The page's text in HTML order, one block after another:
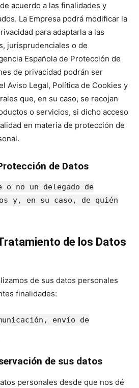
acuerdo a las finalidades y
La Empresa podrá modificar la
para adaptarla a las
jurisprudenciales o de
Española de Protección de
de privacidad podrán ser
Aviso Legal, Política de Cookies y
que, en su caso, se recojan
o servicios, si dicho acceso
en materia de protección de
de Datos
no un delegado de
y, en su caso, de quién
de los Datos
de sus datos personales
finalidades:
envío de
de sus datos
personales desde que nos dé